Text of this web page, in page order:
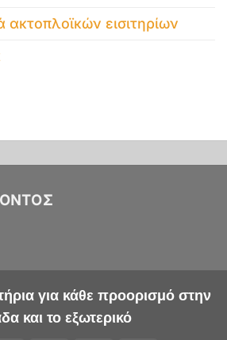
ακτοπλοϊκών εισιτηρίων
για κάθε προορισμό στην
και το εξωτερικό